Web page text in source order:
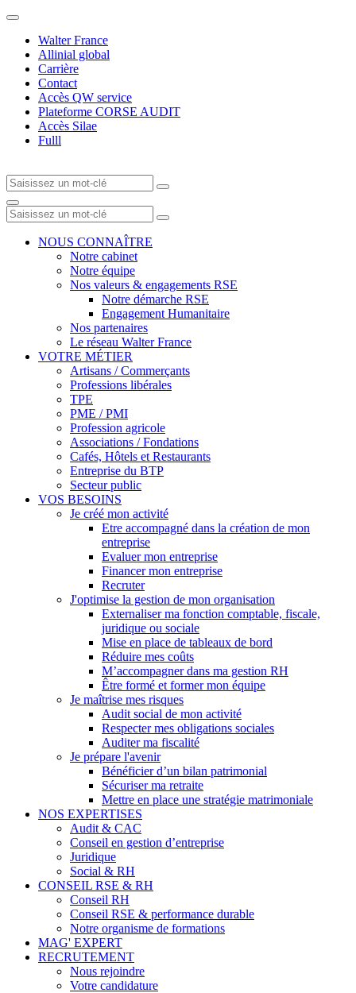
Walter France
Allinial global
Carrière
Contact
Accès QW service
Plateforme CORSE AUDIT
Accès Silae
Fulll
NOUS CONNAÎTRE
Notre cabinet
Notre équipe
Nos valeurs & engagements RSE
Notre démarche RSE
Engagement Humanitaire
Nos partenaires
Le réseau Walter France
VOTRE MÉTIER
Artisans / Commerçants
Professions libérales
TPE
PME / PMI
Profession agricole
Associations / Fondations
Cafés, Hôtels et Restaurants
Entreprise du BTP
Secteur public
VOS BESOINS
Je créé mon activité
Etre accompagné dans la création de mon
entreprise
Evaluer mon entreprise
Financer mon entreprise
Recruter
J'optimise la gestion de mon organisation
Externaliser ma fonction comptable, fiscale,
juridique ou sociale
Mise en place de tableaux de bord
Réduire mes coûts
M’accompagner dans ma gestion RH
Être formé et former mon équipe
Je maîtrise mes risques
Audit social de mon activité
Respecter mes obligations sociales
Auditer ma fiscalité
Je prépare l'avenir
Bénéficier d’un bilan patrimonial
Sécuriser ma retraite
Mettre en place une stratégie matrimoniale
NOS EXPERTISES
Audit & CAC
Conseil en gestion d’entreprise
Juridique
Social & RH
CONSEIL RSE & RH
Conseil RH
Conseil RSE & performance durable
Notre organisme de formations
MAG' EXPERT
RECRUTEMENT
Nous rejoindre
Votre candidature